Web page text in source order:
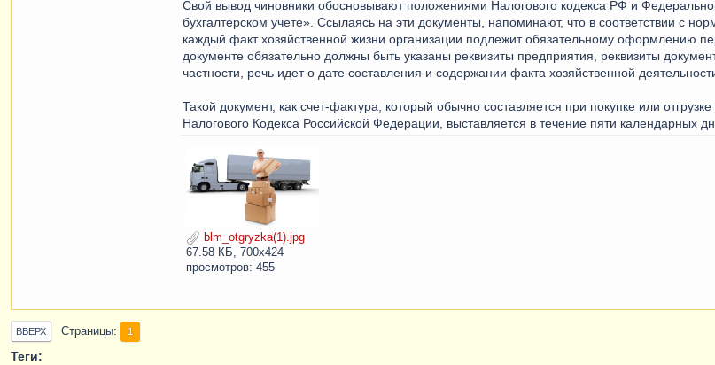
Свой вывод чиновники обосновывают положениями Налогового кодекса РФ и
бухгалтерском учете». Ссылаясь на эти документы, напоминают, что в соответствии с
каждый факт хозяйственной жизни организации подлежит обязательному оформлению
документе обязательно должны быть указаны реквизиты предприятия, реквизиты
частности, речь идет о дате составления и содержании факта хозяйственной
Такой документ, как счет-фактура, который обычно составляется при покупке или
Налогового Кодекса Российской Федерации, выставляется в течение пяти календарных
blm_otgryzka(1).jpg
67.58 КБ, 700x424
просмотров: 455
ВВЕРХ Страницы 1
Теги: